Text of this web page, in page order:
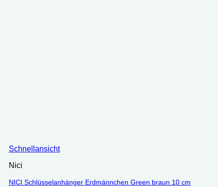
Schnellansicht
Nici
NICI Schlüsselanhänger Erdmännchen Green braun 10 cm